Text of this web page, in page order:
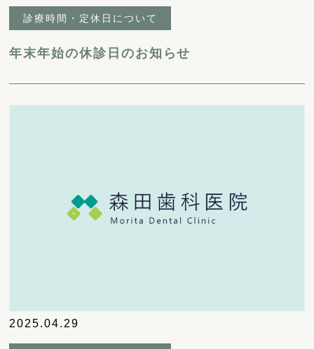
診療時間・定休日について
年末年始の休診日のお知らせ
2025.04.29